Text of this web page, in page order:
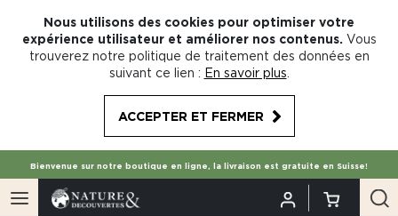
Nous utilisons des cookies pour optimiser votre
expérience utilisateur et améliorer nos contenus. Vous
trouverez notre politique de traitement des données en
suivant ce lien : En savoir plus
ACCEPTER ET FERMER
Bienvenue sur notre boutique en ligne, la livraison est gratuite en Suisse!